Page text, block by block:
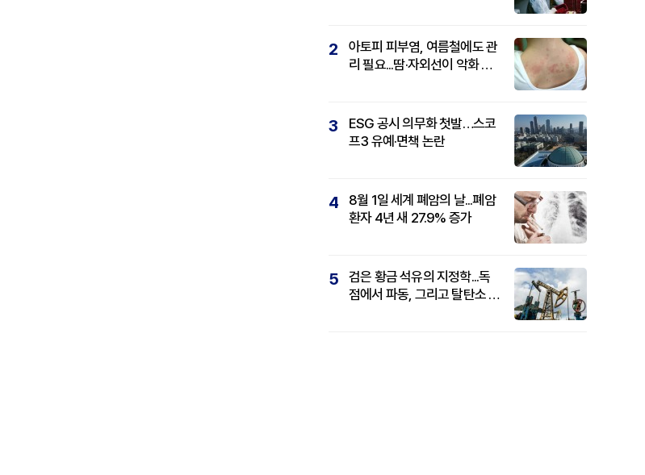
2
아토피 피부염, 여름철에도 관
리 필요...땀·자외선이 악화 요
3
ESG 공시 의무화 첫발…스코
프3 유예·면책 논란
4
8월 1일 세계 폐암의 날...폐암
환자 4년 새 27.9% 증가
5
검은 황금 석유의 지정학...독
점에서 파동, 그리고 탈탄소 패